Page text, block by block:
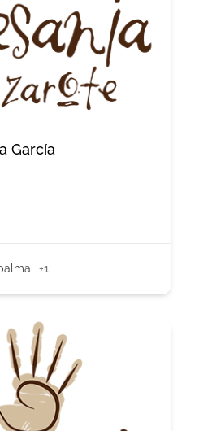
García
+1